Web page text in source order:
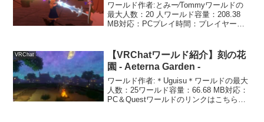
ワールド作者:とみー⁄Tommyワールドの
最大人数：20 人ワールド容量：208.38
MB対応：PCプレイ時間：プレイヤーの
ボス、それ以外は冒険者として戦う「ボ
ス...
VRChat
【VRChatワールド紹介】刻の花
園 - Aeterna Garden -
ワールド作者:＊Uguisu＊ワールドの最大
人数：25ワールド容量：66.68 MB対応：
PC＆Questワールドのリンクはこちら時